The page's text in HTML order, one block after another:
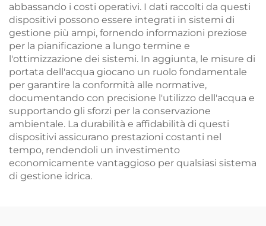
abbassando i costi operativi. I dati raccolti da questi
dispositivi possono essere integrati in sistemi di
gestione più ampi, fornendo informazioni preziose
per la pianificazione a lungo termine e
l'ottimizzazione dei sistemi. In aggiunta, le misure di
portata dell'acqua giocano un ruolo fondamentale
per garantire la conformità alle normative,
documentando con precisione l'utilizzo dell'acqua e
supportando gli sforzi per la conservazione
ambientale. La durabilità e affidabilità di questi
dispositivi assicurano prestazioni costanti nel
tempo, rendendoli un investimento
economicamente vantaggioso per qualsiasi sistema
di gestione idrica.